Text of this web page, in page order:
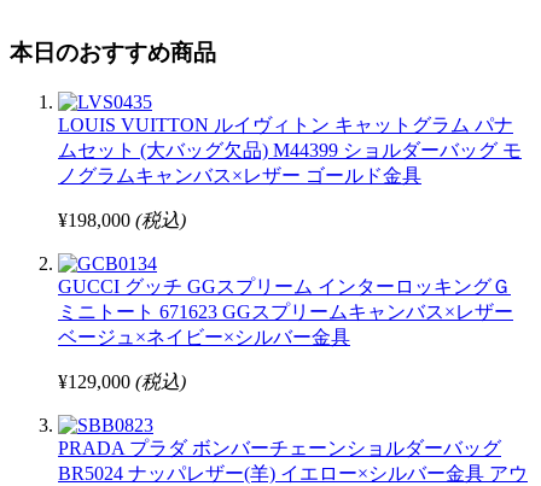
本日のおすすめ商品
LOUIS VUITTON ルイヴィトン キャットグラム パナ
ムセット (大バッグ欠品) M44399 ショルダーバッグ モ
ノグラムキャンバス×レザー ゴールド金具
¥198,000 (税込)
GUCCI グッチ GGスプリーム インターロッキングＧ
ミニトート 671623 GGスプリームキャンバス×レザー
ベージュ×ネイビー×シルバー金具
¥129,000 (税込)
PRADA プラダ ボンバーチェーンショルダーバッグ
BR5024 ナッパレザー(羊) イエロー×シルバー金具 アウ